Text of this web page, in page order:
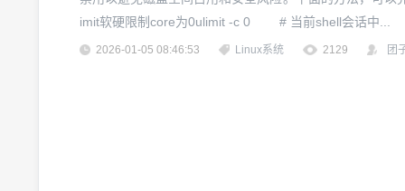
imit软硬限制core为0ulimit -c 0 # 当前shell会话中...
2026-01-05 08:46:53 Linux系统 2129 团